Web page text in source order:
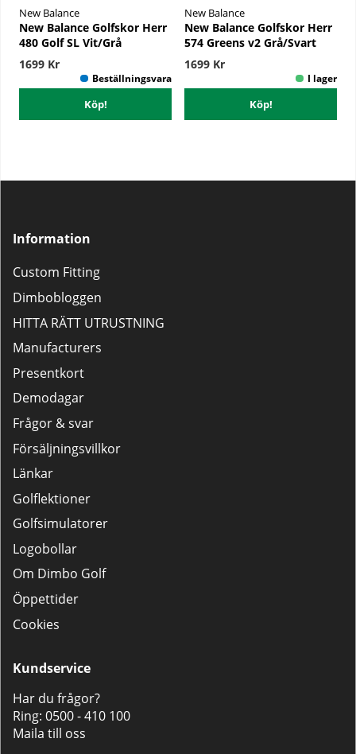
New Balance
New Balance Golfskor Herr
480 Golf SL Vit/Grå
1699 Kr
Köp!
New Balance
New Balance Golfskor Herr
574 Greens v2 Grå/Svart
1699 Kr
Köp!
Information
Custom Fitting
Dimbobloggen
HITTA RÄTT UTRUSTNING
Manufacturers
Presentkort
Demodagar
Frågor & svar
Försäljningsvillkor
Länkar
Golflektioner
Golfsimulatorer
Logobollar
Om Dimbo Golf
Öppettider
Cookies
Kundservice
Har du frågor?
Ring: 0500 - 410 100
Maila till oss